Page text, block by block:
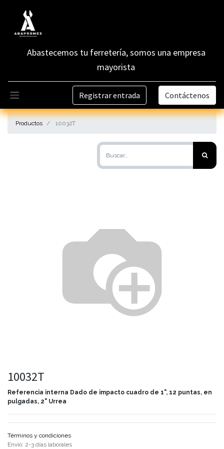
Abastecemos tu ferretería, somos una empresa
mayorista
Registrar entrada Contáctenos
Productos 10032T
10032T
Referencia interna Dado de impacto cuadro de 1", 12 puntas, en
pulgadas, 2" Urrea
Términos y condiciones
Envío: 2-3 días laborales